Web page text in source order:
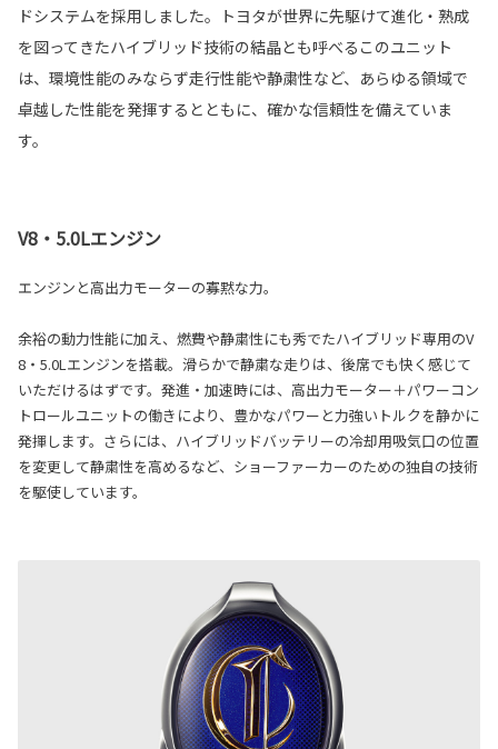
ドシステムを採用しました。トヨタが世界に先駆けて進化・熟成
を図ってきたハイブリッド技術の結晶とも呼べるこのユニット
は、環境性能のみならず走行性能や静粛性など、あらゆる領域で
卓越した性能を発揮するとともに、確かな信頼性を備えていま
す。
V8・5.0Lエンジン
エンジンと高出力モーターの寡黙な力。
余裕の動力性能に加え、燃費や静粛性にも秀でたハイブリッド専用のV
8・5.0Lエンジンを搭載。滑らかで静粛な走りは、後席でも快く感じて
いただけるはずです。発進・加速時には、高出力モーター＋パワーコン
トロールユニットの働きにより、豊かなパワーと力強いトルクを静かに
発揮します。さらには、ハイブリッドバッテリーの冷却用吸気口の位置
を変更して静粛性を高めるなど、ショーファーカーのための独自の技術
を駆使しています。